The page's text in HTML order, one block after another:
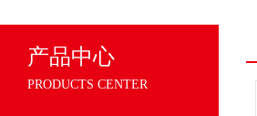
产品中心
PRODUCTS CENTER